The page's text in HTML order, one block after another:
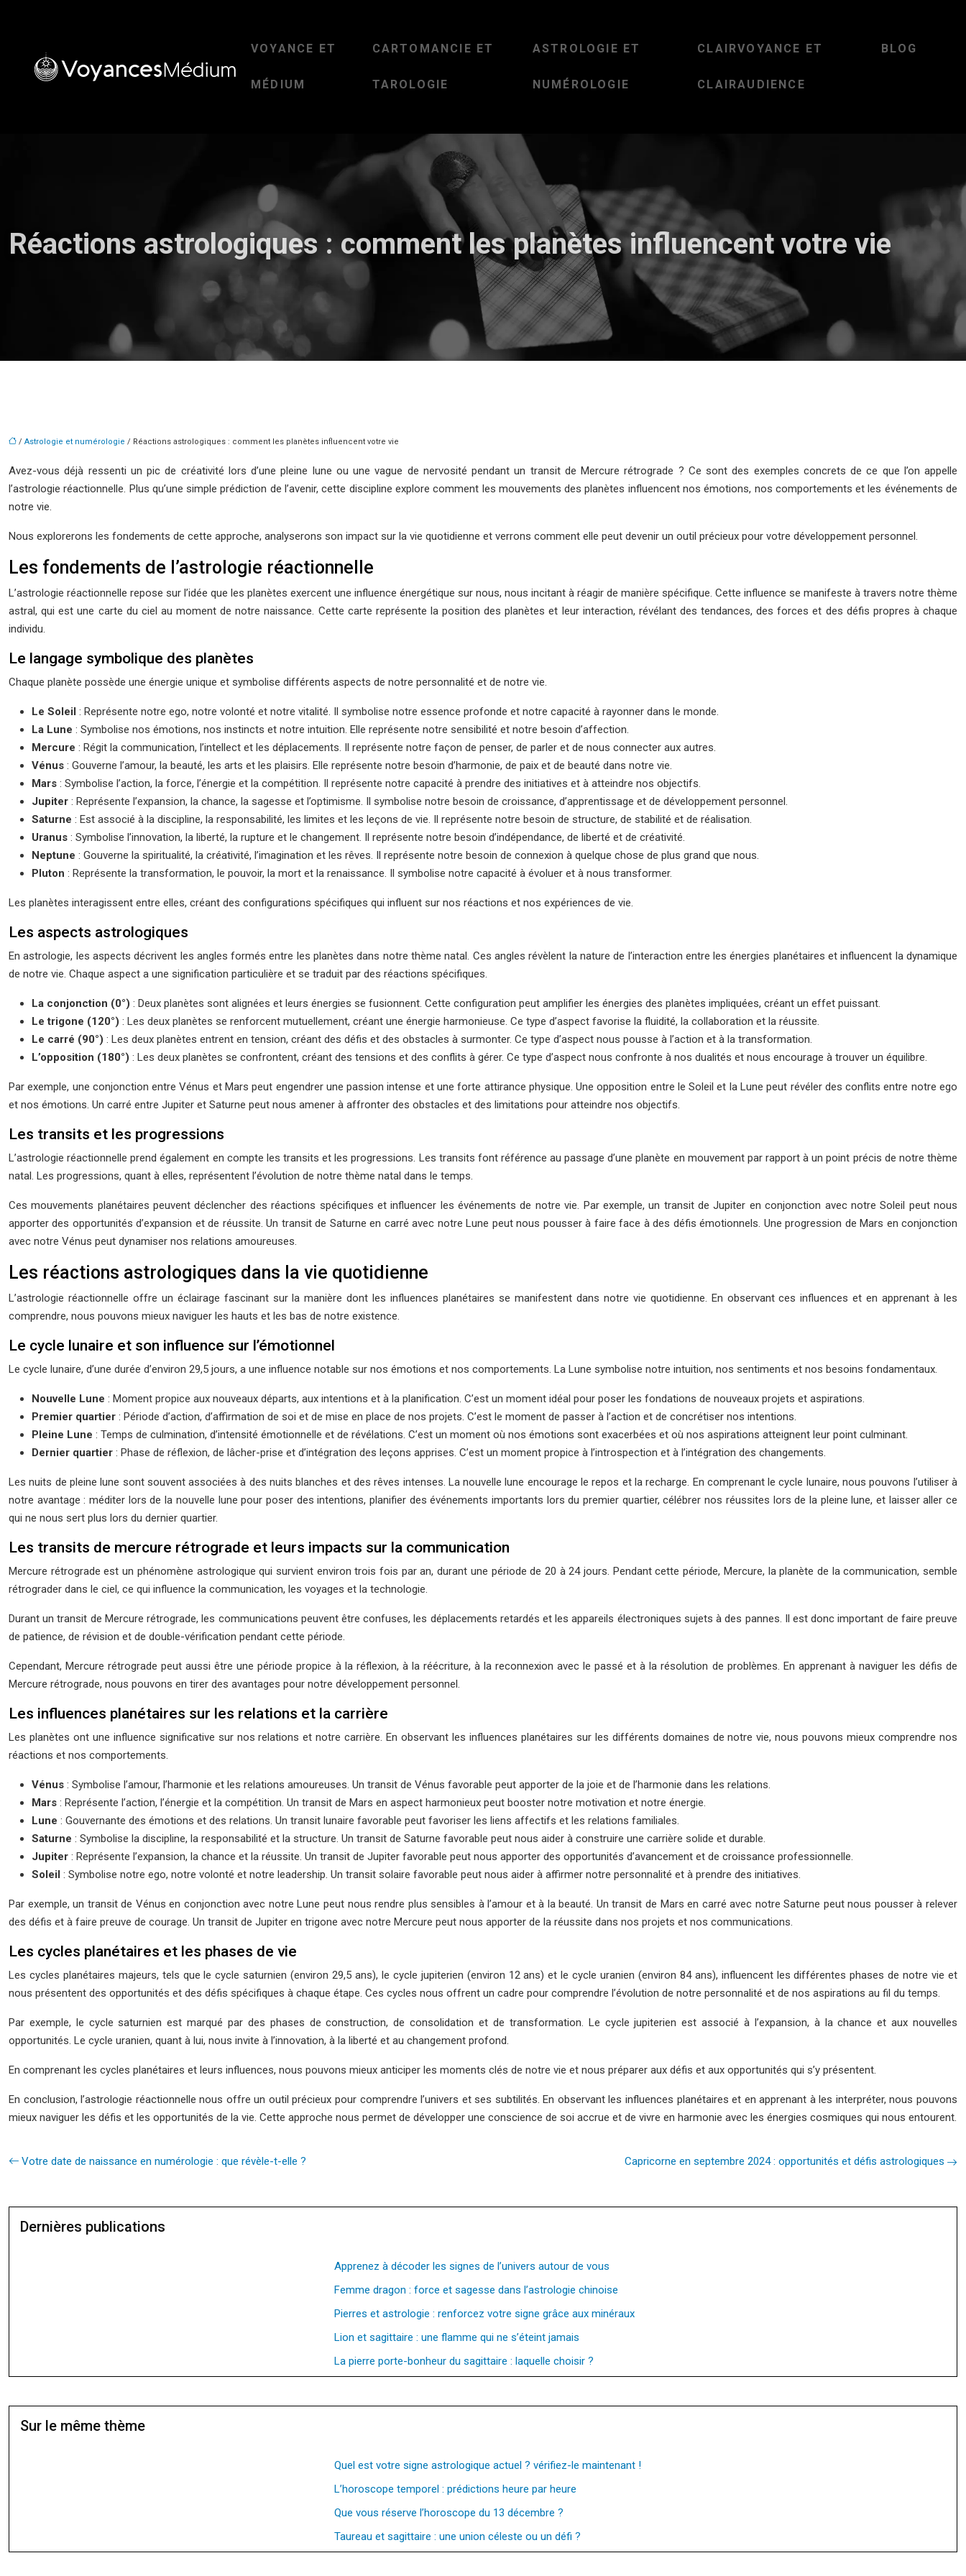
VOYANCE ET
MÉDIUM
CARTOMANCIE ET
TAROLOGIE
ASTROLOGIE ET
NUMÉROLOGIE
CLAIRVOYANCE ET
CLAIRAUDIENCE
BLOG
Réactions astrologiques : comment les planètes influencent votre vie
/ Astrologie et numérologie / Réactions astrologiques : comment les planètes influencent votre vie
Avez-vous déjà ressenti un pic de créativité lors d’une pleine lune ou une vague de nervosité pendant un transit de Mercure rétrograde ? Ce sont des exemples concrets de ce que l’on appelle
l’astrologie réactionnelle. Plus qu’une simple prédiction de l’avenir, cette discipline explore comment les mouvements des planètes influencent nos émotions, nos comportements et les événements de
notre vie.
Nous explorerons les fondements de cette approche, analyserons son impact sur la vie quotidienne et verrons comment elle peut devenir un outil précieux pour votre développement personnel.
Les fondements de l’astrologie réactionnelle
L’astrologie réactionnelle repose sur l’idée que les planètes exercent une influence énergétique sur nous, nous incitant à réagir de manière spécifique. Cette influence se manifeste à travers notre thème
astral, qui est une carte du ciel au moment de notre naissance. Cette carte représente la position des planètes et leur interaction, révélant des tendances, des forces et des défis propres à chaque
individu.
Le langage symbolique des planètes
Chaque planète possède une énergie unique et symbolise différents aspects de notre personnalité et de notre vie.
Le Soleil : Représente notre ego, notre volonté et notre vitalité. Il symbolise notre essence profonde et notre capacité à rayonner dans le monde.
La Lune : Symbolise nos émotions, nos instincts et notre intuition. Elle représente notre sensibilité et notre besoin d’affection.
Mercure : Régit la communication, l’intellect et les déplacements. Il représente notre façon de penser, de parler et de nous connecter aux autres.
Vénus : Gouverne l’amour, la beauté, les arts et les plaisirs. Elle représente notre besoin d’harmonie, de paix et de beauté dans notre vie.
Mars : Symbolise l’action, la force, l’énergie et la compétition. Il représente notre capacité à prendre des initiatives et à atteindre nos objectifs.
Jupiter : Représente l’expansion, la chance, la sagesse et l’optimisme. Il symbolise notre besoin de croissance, d’apprentissage et de développement personnel.
Saturne : Est associé à la discipline, la responsabilité, les limites et les leçons de vie. Il représente notre besoin de structure, de stabilité et de réalisation.
Uranus : Symbolise l’innovation, la liberté, la rupture et le changement. Il représente notre besoin d’indépendance, de liberté et de créativité.
Neptune : Gouverne la spiritualité, la créativité, l’imagination et les rêves. Il représente notre besoin de connexion à quelque chose de plus grand que nous.
Pluton : Représente la transformation, le pouvoir, la mort et la renaissance. Il symbolise notre capacité à évoluer et à nous transformer.
Les planètes interagissent entre elles, créant des configurations spécifiques qui influent sur nos réactions et nos expériences de vie.
Les aspects astrologiques
En astrologie, les aspects décrivent les angles formés entre les planètes dans notre thème natal. Ces angles révèlent la nature de l’interaction entre les énergies planétaires et influencent la dynamique
de notre vie. Chaque aspect a une signification particulière et se traduit par des réactions spécifiques.
La conjonction (0°) : Deux planètes sont alignées et leurs énergies se fusionnent. Cette configuration peut amplifier les énergies des planètes impliquées, créant un effet puissant.
Le trigone (120°) : Les deux planètes se renforcent mutuellement, créant une énergie harmonieuse. Ce type d’aspect favorise la fluidité, la collaboration et la réussite.
Le carré (90°) : Les deux planètes entrent en tension, créant des défis et des obstacles à surmonter. Ce type d’aspect nous pousse à l’action et à la transformation.
L’opposition (180°) : Les deux planètes se confrontent, créant des tensions et des conflits à gérer. Ce type d’aspect nous confronte à nos dualités et nous encourage à trouver un équilibre.
Par exemple, une conjonction entre Vénus et Mars peut engendrer une passion intense et une forte attirance physique. Une opposition entre le Soleil et la Lune peut révéler des conflits entre notre ego
et nos émotions. Un carré entre Jupiter et Saturne peut nous amener à affronter des obstacles et des limitations pour atteindre nos objectifs.
Les transits et les progressions
L’astrologie réactionnelle prend également en compte les transits et les progressions. Les transits font référence au passage d’une planète en mouvement par rapport à un point précis de notre thème
natal. Les progressions, quant à elles, représentent l’évolution de notre thème natal dans le temps.
Ces mouvements planétaires peuvent déclencher des réactions spécifiques et influencer les événements de notre vie. Par exemple, un transit de Jupiter en conjonction avec notre Soleil peut nous
apporter des opportunités d’expansion et de réussite. Un transit de Saturne en carré avec notre Lune peut nous pousser à faire face à des défis émotionnels. Une progression de Mars en conjonction
avec notre Vénus peut dynamiser nos relations amoureuses.
Les réactions astrologiques dans la vie quotidienne
L’astrologie réactionnelle offre un éclairage fascinant sur la manière dont les influences planétaires se manifestent dans notre vie quotidienne. En observant ces influences et en apprenant à les
comprendre, nous pouvons mieux naviguer les hauts et les bas de notre existence.
Le cycle lunaire et son influence sur l’émotionnel
Le cycle lunaire, d’une durée d’environ 29,5 jours, a une influence notable sur nos émotions et nos comportements. La Lune symbolise notre intuition, nos sentiments et nos besoins fondamentaux.
Nouvelle Lune : Moment propice aux nouveaux départs, aux intentions et à la planification. C’est un moment idéal pour poser les fondations de nouveaux projets et aspirations.
Premier quartier : Période d’action, d’affirmation de soi et de mise en place de nos projets. C’est le moment de passer à l’action et de concrétiser nos intentions.
Pleine Lune : Temps de culmination, d’intensité émotionnelle et de révélations. C’est un moment où nos émotions sont exacerbées et où nos aspirations atteignent leur point culminant.
Dernier quartier : Phase de réflexion, de lâcher-prise et d’intégration des leçons apprises. C’est un moment propice à l’introspection et à l’intégration des changements.
Les nuits de pleine lune sont souvent associées à des nuits blanches et des rêves intenses. La nouvelle lune encourage le repos et la recharge. En comprenant le cycle lunaire, nous pouvons l’utiliser à
notre avantage : méditer lors de la nouvelle lune pour poser des intentions, planifier des événements importants lors du premier quartier, célébrer nos réussites lors de la pleine lune, et laisser aller ce
qui ne nous sert plus lors du dernier quartier.
Les transits de mercure rétrograde et leurs impacts sur la communication
Mercure rétrograde est un phénomène astrologique qui survient environ trois fois par an, durant une période de 20 à 24 jours. Pendant cette période, Mercure, la planète de la communication, semble
rétrograder dans le ciel, ce qui influence la communication, les voyages et la technologie.
Durant un transit de Mercure rétrograde, les communications peuvent être confuses, les déplacements retardés et les appareils électroniques sujets à des pannes. Il est donc important de faire preuve
de patience, de révision et de double-vérification pendant cette période.
Cependant, Mercure rétrograde peut aussi être une période propice à la réflexion, à la réécriture, à la reconnexion avec le passé et à la résolution de problèmes. En apprenant à naviguer les défis de
Mercure rétrograde, nous pouvons en tirer des avantages pour notre développement personnel.
Les influences planétaires sur les relations et la carrière
Les planètes ont une influence significative sur nos relations et notre carrière. En observant les influences planétaires sur les différents domaines de notre vie, nous pouvons mieux comprendre nos
réactions et nos comportements.
Vénus : Symbolise l’amour, l’harmonie et les relations amoureuses. Un transit de Vénus favorable peut apporter de la joie et de l’harmonie dans les relations.
Mars : Représente l’action, l’énergie et la compétition. Un transit de Mars en aspect harmonieux peut booster notre motivation et notre énergie.
Lune : Gouvernante des émotions et des relations. Un transit lunaire favorable peut favoriser les liens affectifs et les relations familiales.
Saturne : Symbolise la discipline, la responsabilité et la structure. Un transit de Saturne favorable peut nous aider à construire une carrière solide et durable.
Jupiter : Représente l’expansion, la chance et la réussite. Un transit de Jupiter favorable peut nous apporter des opportunités d’avancement et de croissance professionnelle.
Soleil : Symbolise notre ego, notre volonté et notre leadership. Un transit solaire favorable peut nous aider à affirmer notre personnalité et à prendre des initiatives.
Par exemple, un transit de Vénus en conjonction avec notre Lune peut nous rendre plus sensibles à l’amour et à la beauté. Un transit de Mars en carré avec notre Saturne peut nous pousser à relever
des défis et à faire preuve de courage. Un transit de Jupiter en trigone avec notre Mercure peut nous apporter de la réussite dans nos projets et nos communications.
Les cycles planétaires et les phases de vie
Les cycles planétaires majeurs, tels que le cycle saturnien (environ 29,5 ans), le cycle jupiterien (environ 12 ans) et le cycle uranien (environ 84 ans), influencent les différentes phases de notre vie et
nous présentent des opportunités et des défis spécifiques à chaque étape. Ces cycles nous offrent un cadre pour comprendre l’évolution de notre personnalité et de nos aspirations au fil du temps.
Par exemple, le cycle saturnien est marqué par des phases de construction, de consolidation et de transformation. Le cycle jupiterien est associé à l’expansion, à la chance et aux nouvelles
opportunités. Le cycle uranien, quant à lui, nous invite à l’innovation, à la liberté et au changement profond.
En comprenant les cycles planétaires et leurs influences, nous pouvons mieux anticiper les moments clés de notre vie et nous préparer aux défis et aux opportunités qui s’y présentent.
En conclusion, l’astrologie réactionnelle nous offre un outil précieux pour comprendre l’univers et ses subtilités. En observant les influences planétaires et en apprenant à les interpréter, nous pouvons
mieux naviguer les défis et les opportunités de la vie. Cette approche nous permet de développer une conscience de soi accrue et de vivre en harmonie avec les énergies cosmiques qui nous entourent.
Votre date de naissance en numérologie : que révèle-t-elle ? Capricorne en septembre 2024 : opportunités et défis astrologiques
Dernières publications
Apprenez à décoder les signes de l’univers autour de vous
Femme dragon : force et sagesse dans l’astrologie chinoise
Pierres et astrologie : renforcez votre signe grâce aux minéraux
Lion et sagittaire : une flamme qui ne s’éteint jamais
La pierre porte-bonheur du sagittaire : laquelle choisir ?
Sur le même thème
Quel est votre signe astrologique actuel ? vérifiez-le maintenant !
L’horoscope temporel : prédictions heure par heure
Que vous réserve l’horoscope du 13 décembre ?
Taureau et sagittaire : une union céleste ou un défi ?